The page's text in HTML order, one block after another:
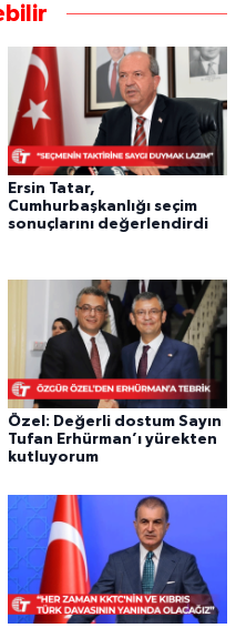
Ersin Tatar,
Cumhurbaşkanlığı seçim
sonuçlarını değerlendirdi
Özel: Değerli dostum Sayın
Tufan Erhürman’ı yürekten
kutluyorum